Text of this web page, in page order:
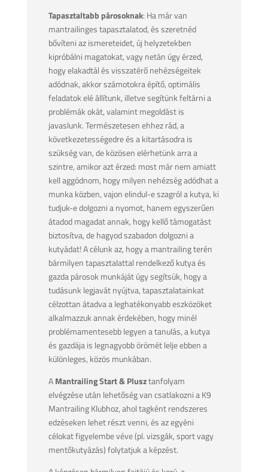
Tapasztaltabb párosoknak: Ha már van
mantrailinges tapasztalatod, és szeretnéd
bővíteni az ismereteidet, új helyzetekben
kipróbálni magatokat, vagy netán úgy érzed,
hogy elakadtál és visszatérő nehézségeitek
adódnak, akkor számotokra építő, optimális
feladatok elé állítunk, illetve segítünk feltárni a
problémák okát, valamint megoldást is
javaslunk. Természetesen ehhez rád, a
következetességedre és a kitartásodra is
szükség van, de közösen elérhetünk arra a
szintre, amikor azt érzed: most már nem amiatt
kell aggódnom, hogy milyen nehézség adódhat a
munka közben, vajon elindul-e szagról a kutya, ki
tudjuk-e dolgozni a nyomot, hanem egyszerűen
átadod magadat annak, hogy kellő támogatást
biztosítva, de hagyod szabadon dolgozni a
kutyádat! A célunk az, hogy a mantrailing terén
bármilyen tapasztalattal rendelkező kutya és
gazda párosok munkáját úgy segítsük, hogy a
tudásunk legjavát nyújtva, tapasztalatainkat
célzottan átadva a leghatékonyabb eszközöket
alkalmazzuk annak érdekében, hogy minél
problémamentesebb legyen a tanulás, a kutya
és gazdája is legnagyobb örömét lelje ebben a
különleges, közös munkában.
AMantrailing Start & Plusztanfolyam
elvégzése után lehetőség van csatlakozni a K9
Mantrailing Klubhoz, ahol tagként rendszeres
edzéseken lehet részt venni, és az egyéni
célokat figyelembe véve (pl. vizsgák, sport vagy
mentőkutyázás) folytatjuk a képzést.